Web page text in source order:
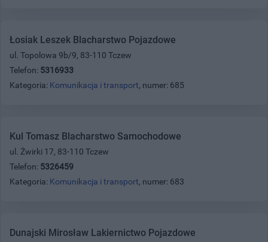
Łosiak Leszek Blacharstwo Pojazdowe
ul. Topolowa 9b/9, 83-110 Tczew
Telefon: 5316933
Kategoria: Komunikacja i transport, numer: 685
Kul Tomasz Blacharstwo Samochodowe
ul. Żwirki 17, 83-110 Tczew
Telefon: 5326459
Kategoria: Komunikacja i transport, numer: 683
Dunajski Mirosław Lakiernictwo Pojazdowe